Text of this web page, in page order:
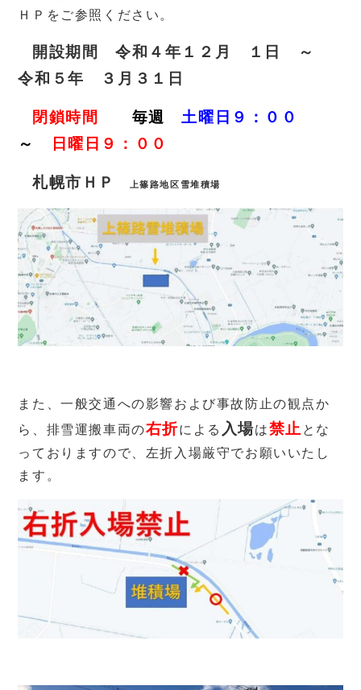
ＨＰをご参照ください。
開設期間 令和４年１２月 １日 ～
令和５年 ３月３１日
閉鎖時間 毎週
土曜日９：００
～
日曜日９：００
札幌市ＨＰ 上篠路地区雪堆積場
また、一般交通への影響および事故防止の観点か
ら、排雪運搬車両の右折に よ る 入場は禁止 とな
っておりますので、左折入場厳守でお願いいたし
ます。